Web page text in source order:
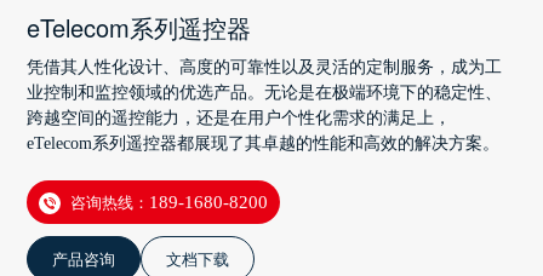
eTelecom系列遥控器
凭借其人性化设计、高度的可靠性以及灵活的定制服务，成为工
业控制和监控领域的优选产品。无论是在极端环境下的稳定性、
跨越空间的遥控能力，还是在用户个性化需求的满足上，
eTelecom系列遥控器都展现了其卓越的性能和高效的解决方案。
咨询热线： 189-1680-8200
产品咨询 文档下载